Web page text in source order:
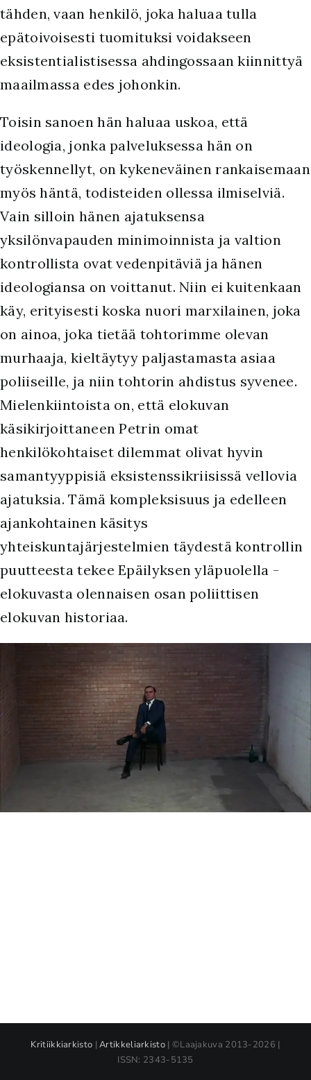
tähden, vaan henkilö, joka haluaa tulla
epätoivoisesti tuomituksi voidakseen
eksistentialistisessa ahdingossaan kiinnittyä
maailmassa edes johonkin.
Toisin sanoen hän haluaa uskoa, että
ideologia, jonka palveluksessa hän on
työskennellyt, on kykeneväinen rankaisemaan
myös häntä, todisteiden ollessa ilmiselviä.
Vain silloin hänen ajatuksensa
yksilönvapauden minimoinnista ja valtion
kontrollista ovat vedenpitäviä ja hänen
ideologiansa on voittanut. Niin ei kuitenkaan
käy, erityisesti koska nuori marxilainen, joka
on ainoa, joka tietää tohtorimme olevan
murhaaja, kieltäytyy paljastamasta asiaa
poliiseille, ja niin tohtorin ahdistus syvenee.
Mielenkiintoista on, että elokuvan
käsikirjoittaneen Petrin omat
henkilökohtaiset dilemmat olivat hyvin
samantyyppisiä eksistenssikriisissä vellovia
ajatuksia. Tämä kompleksisuus ja edelleen
ajankohtainen käsitys
yhteiskuntajärjestelmien täydestä kontrollin
puutteesta tekee Epäilyksen yläpuolella -
elokuvasta olennaisen osan poliittisen
elokuvan historiaa.
Kritiikkiarkisto |Artikkeliarkisto | ©Laajakuva 2013-2026 |
ISSN: 2343-5135